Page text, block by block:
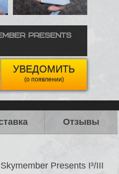
Presents
УВЕДОМИТЬ
(о появлении)
Отзывы
Presents I³/III